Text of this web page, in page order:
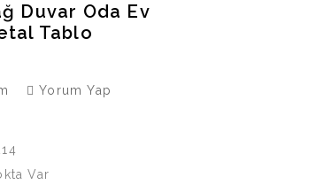
Duvar Oda Ev
Tablo
Yorum Yap
Var